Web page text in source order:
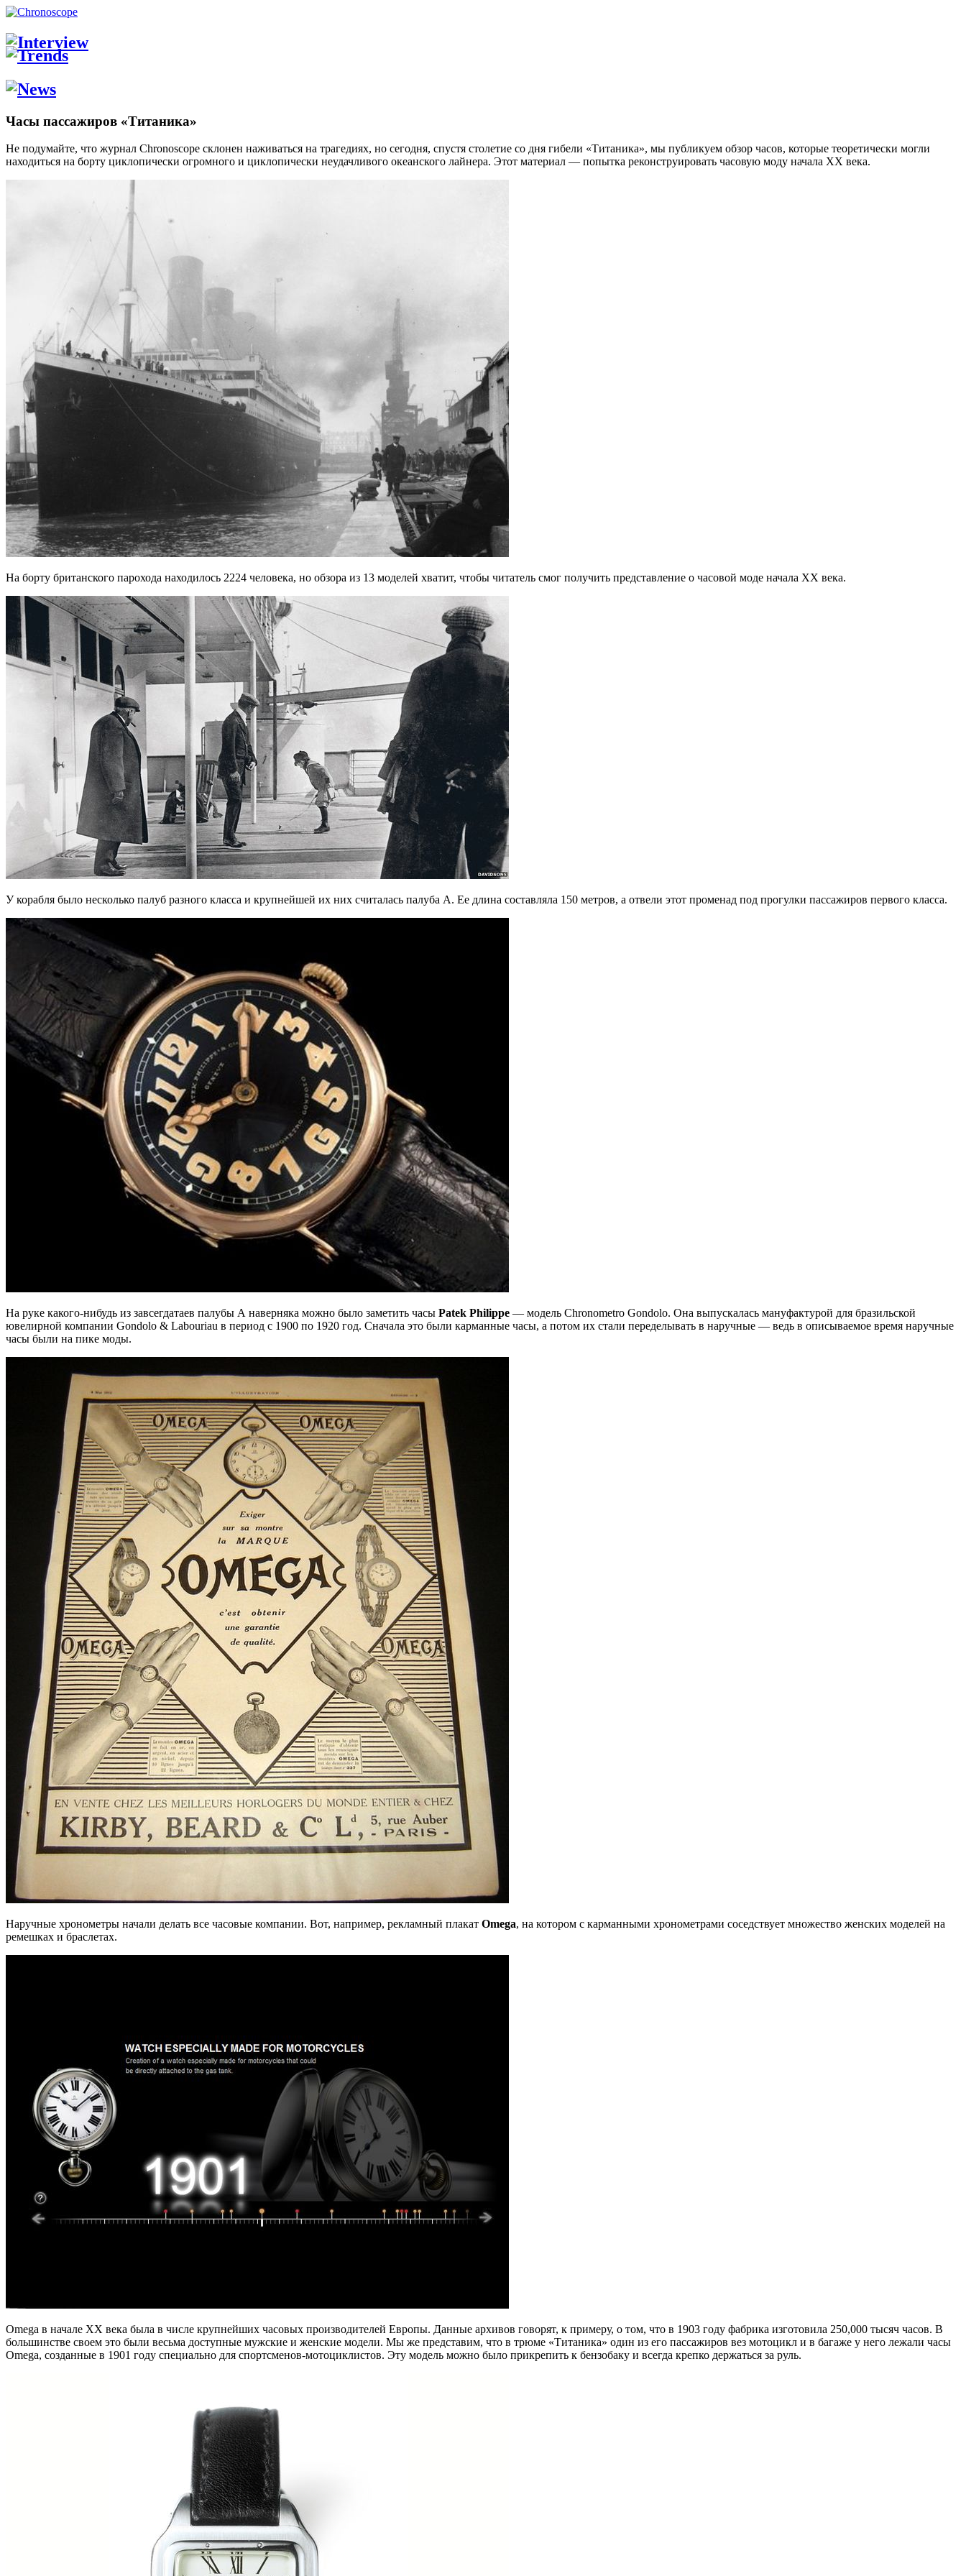
Часы пассажиров «Титаника»
Не подумайте, что журнал Chronoscope склонен наживаться на трагедиях, но сегодня, спустя столетие со дня гибели «Титаника», мы публикуем обзор часов, которые теоретически могли
находиться на борту циклопически огромного и циклопически неудачливого океанского лайнера. Этот материал — попытка реконструировать часовую моду начала XX века.
На борту британского парохода находилось 2224 человека, но обзора из 13 моделей хватит, чтобы читатель смог получить представление о часовой моде начала XX века.
У корабля было несколько палуб разного класса и крупнейшей их них считалась палуба A. Ее длина составляла 150 метров, а отвели этот променад под прогулки пассажиров первого класса.
На руке какого-нибудь из завсегдатаев палубы А наверняка можно было заметить часы Patek Philippe — модель Chronometro Gondolo. Она выпускалась мануфактурой для бразильской
ювелирной компании Gondolo & Labouriau в период с 1900 по 1920 год. Сначала это были карманные часы, а потом их стали переделывать в наручные — ведь в описываемое время наручные
часы были на пике моды.
Наручные хронометры начали делать все часовые компании. Вот, например, рекламный плакат Omega, на котором с карманными хронометрами соседствует множество женских моделей на
ремешках и браслетах.
Omega в начале XX века была в числе крупнейших часовых производителей Европы. Данные архивов говорят, к примеру, о том, что в 1903 году фабрика изготовила 250,000 тысяч часов. В
большинстве своем это были весьма доступные мужские и женские модели. Мы же представим, что в трюме «Титаника» один из его пассажиров вез мотоцикл и в багаже у него лежали часы
Omega, созданные в 1901 году специально для спортсменов-мотоциклистов. Эту модель можно было прикрепить к бензобаку и всегда крепко держаться за руль.